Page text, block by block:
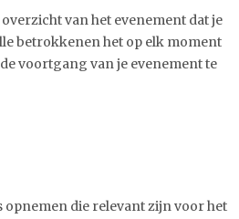
van het evenement dat je
betrokkenen het op elk moment
voortgang van je evenement te
die relevant zijn voor het